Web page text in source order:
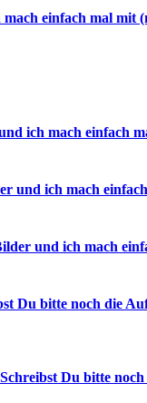
einfach mal mit
ich mach einfach
und ich mach
und ich mach
Du bitte noch die
Du bitte